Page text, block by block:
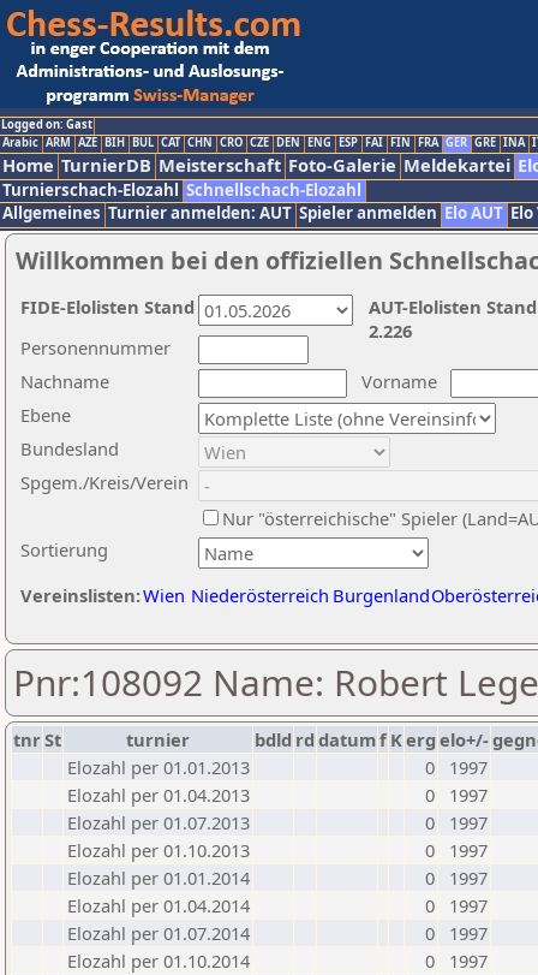
Logged on: Gast
Arabic ARM AZE BIH BUL CAT CHN CRO CZE DEN ENG ESP FAI FIN FRA GER GRE INA
Home TurnierDB Meisterschaft Foto-Galerie Meldekartei
Turnierschach-Elozahl Schnellschach-Elozahl
Allgemeines Turnier anmelden: AUT Spieler anmelden Elo AUT
Willkommen bei den offiziellen
Nachname
Vorname
Ebene
Sortierung
Personennummer
Bundesland
Spgem./Kreis/Verein
Nur "österreichische" Spieler
Vereinslisten:Wien Niederösterreich Burgenland
AUT-Elolisten
2.226
FIDE-Elolisten Stand
Pnr:108092 Name: Robert
tnrSt turnier bdld rd datumf Kerg elo+/-
Elozahl per 01.01.2013
0
1997
Elozahl per 01.04.2013
0
1997
Elozahl per 01.07.2013
0
1997
Elozahl per 01.10.2013
0
1997
Elozahl per 01.01.2014
0
1997
Elozahl per 01.04.2014
0
1997
Elozahl per 01.07.2014
0
1997
Elozahl per 01.10.2014
0
1997